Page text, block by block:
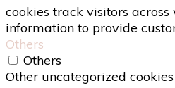
cookies track visitors
information to provide
Others
Others
Other uncategorized